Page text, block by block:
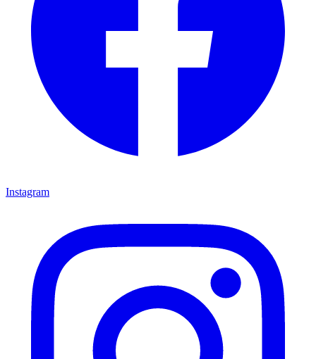
Instagram